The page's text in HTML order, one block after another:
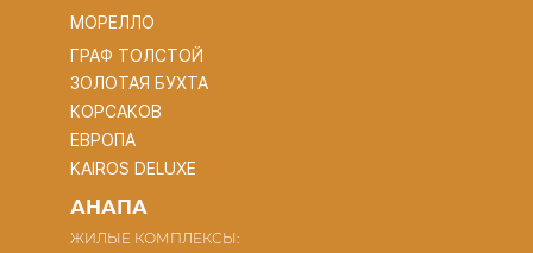
МОРЕЛЛО
ГРАФ ТОЛСТОЙ
ЗОЛОТАЯ БУХТА
КОРСАКОВ
ЕВРОПА
KAIROS DELUXE
АНАПА
ЖИЛЫЕ КОМПЛЕКСЫ: